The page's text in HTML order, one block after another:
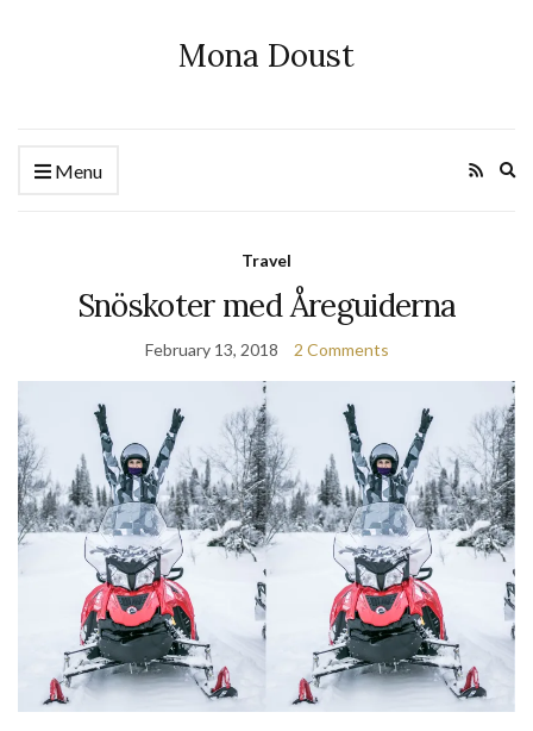
Mona Doust
Menu
Travel
Snöskoter med Åreguiderna
February 13, 2018 2 Comments